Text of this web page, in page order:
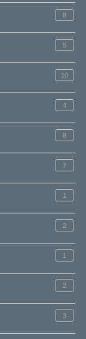
8
5
10
4
8
7
1
2
1
2
3